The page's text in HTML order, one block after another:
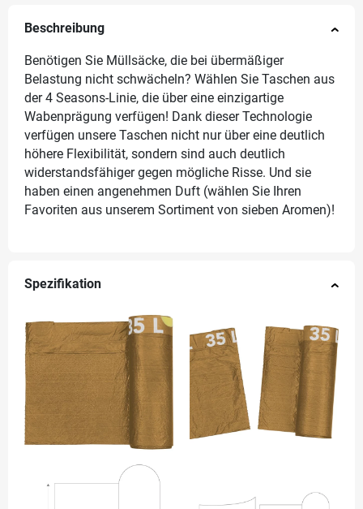
Beschreibung
Benötigen Sie Müllsäcke, die bei übermäßiger
Belastung nicht schwächeln? Wählen Sie Taschen aus
der 4 Seasons-Linie, die über eine einzigartige
Wabenprägung verfügen! Dank dieser Technologie
verfügen unsere Taschen nicht nur über eine deutlich
höhere Flexibilität, sondern sind auch deutlich
widerstandsfähiger gegen mögliche Risse. Und sie
haben einen angenehmen Duft (wählen Sie Ihren
Favoriten aus unserem Sortiment von sieben Aromen)!
Spezifikation